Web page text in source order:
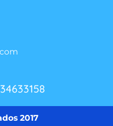
2017